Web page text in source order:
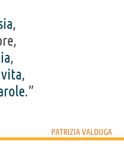
,
,
vita,
.”
PATRIZIA VALDUGA